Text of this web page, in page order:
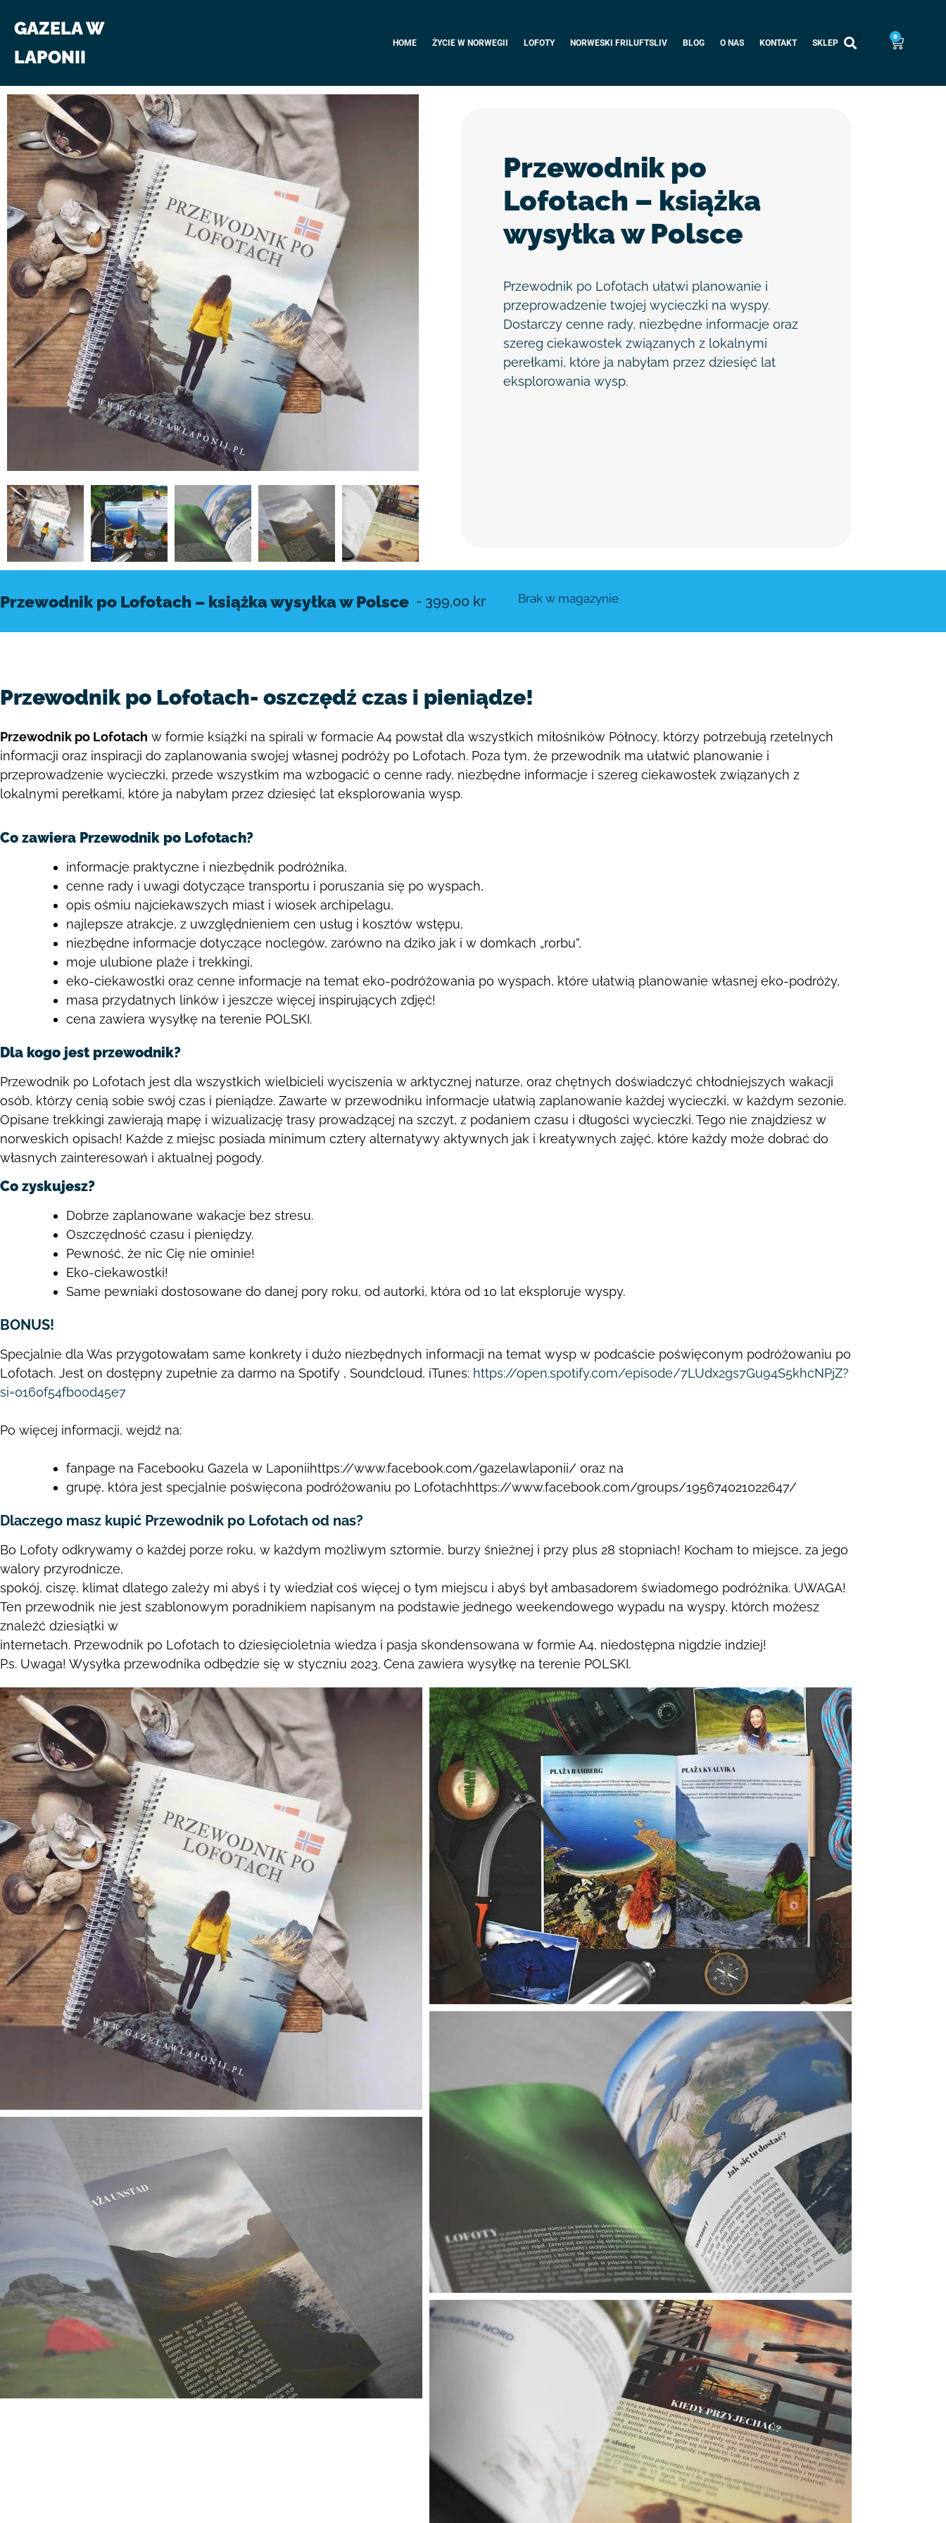
GAZELA W
LAPONII
HOME ŻYCIE W NORWEGII LOFOTY NORWESKI FRILUFTSLIV BLOG O NAS KONTAKT SKLEP
0
Przewodnik po
Lofotach – książka
wysyłka w Polsce
Przewodnik po Lofotach ułatwi planowanie i
przeprowadzenie twojej wycieczki na wyspy.
Dostarczy cenne rady, niezbędne informacje oraz
szereg ciekawostek związanych z lokalnymi
perełkami, które ja nabyłam przez dziesięć lat
eksplorowania wysp.
Przewodnik po Lofotach – książka wysyłka w Polsce - 399,00 kr Brak w magazynie
Przewodnik po Lofotach- oszczędź czas i pieniądze!
Przewodnik po Lofotach w formie książki na spirali w formacie A4 powstał dla wszystkich miłośników Północy, którzy potrzebują rzetelnych
informacji oraz inspiracji do zaplanowania swojej własnej podróży po Lofotach. Poza tym, że przewodnik ma ułatwić planowanie i
przeprowadzenie wycieczki, przede wszystkim ma wzbogacić o cenne rady, niezbędne informacje i szereg ciekawostek związanych z
lokalnymi perełkami, które ja nabyłam przez dziesięć lat eksplorowania wysp.
Co zawiera Przewodnik po Lofotach?
informacje praktyczne i niezbędnik podróżnika,
cenne rady i uwagi dotyczące transportu i poruszania się po wyspach,
opis ośmiu najciekawszych miast i wiosek archipelagu,
najlepsze atrakcje, z uwzględnieniem cen usług i kosztów wstępu,
niezbędne informacje dotyczące noclegów, zarówno na dziko jak i w domkach „rorbu”,
moje ulubione plaże i trekkingi,
eko-ciekawostki oraz cenne informacje na temat eko-podróżowania po wyspach, które ułatwią planowanie własnej eko-podróży,
masa przydatnych linków i jeszcze więcej inspirujących zdjęć!
cena zawiera wysyłkę na terenie POLSKI.
Dla kogo jest przewodnik?
Przewodnik po Lofotach jest dla wszystkich wielbicieli wyciszenia w arktycznej naturze, oraz chętnych doświadczyć chłodniejszych wakacji
osób, którzy cenią sobie swój czas i pieniądze. Zawarte w przewodniku informacje ułatwią zaplanowanie każdej wycieczki, w każdym sezonie.
Opisane trekkingi zawierają mapę i wizualizację trasy prowadzącej na szczyt, z podaniem czasu i długości wycieczki. Tego nie znajdziesz w
norweskich opisach! Każde z miejsc posiada minimum cztery alternatywy aktywnych jak i kreatywnych zajęć, które każdy może dobrać do
własnych zainteresowań i aktualnej pogody.
Co zyskujesz?
Dobrze zaplanowane wakacje bez stresu.
Oszczędność czasu i pieniędzy.
Pewność, że nic Cię nie ominie!
Eko-ciekawostki!
Same pewniaki dostosowane do danej pory roku, od autorki, która od 10 lat eksploruje wyspy.
BONUS!
Specjalnie dla Was przygotowałam same konkrety i dużo niezbędnych informacji na temat wysp w podcaście poświęconym podróżowaniu po
Lofotach. Jest on dostępny zupełnie za darmo na Spotify , Soundcloud, iTunes: https://open.spotify.com/episode/7LUdx2gs7Gu94S5khcNPjZ?
si=0160f54fb00d45e7
Po więcej informacji, wejdź na:
fanpage na Facebooku Gazela w Laponiihttps://www.facebook.com/gazelawlaponii/ oraz na
grupę, która jest specjalnie poświęcona podróżowaniu po Lofotachhttps://www.facebook.com/groups/195674021022647/
Dlaczego masz kupić Przewodnik po Lofotach od nas?
Bo Lofoty odkrywamy o każdej porze roku, w każdym możliwym sztormie, burzy śnieżnej i przy plus 28 stopniach! Kocham to miejsce, za jego
walory przyrodnicze,
spokój, ciszę, klimat dlatego zależy mi abyś i ty wiedział coś więcej o tym miejscu i abyś był ambasadorem świadomego podróżnika. UWAGA!
Ten przewodnik nie jest szablonowym poradnikiem napisanym na podstawie jednego weekendowego wypadu na wyspy, którch możesz
znaleźć dziesiątki w
internetach. Przewodnik po Lofotach to dziesięcioletnia wiedza i pasja skondensowana w formie A4, niedostępna nigdzie indziej!
P.s. Uwaga! Wysyłka przewodnika odbędzie się w styczniu 2023. Cena zawiera wysyłkę na terenie POLSKI.